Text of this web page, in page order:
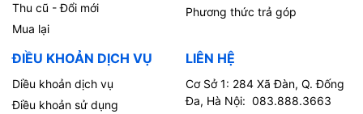
Thu cũ - Đổi mới
Mua lại
Phương thức trả góp
ĐIỀU KHOẢN DỊCH VỤ
Diều khoản dịch vụ
Điều khoản sử dụng
LIÊN HỆ
Cơ Sở 1: 284 Xã Đàn, Q. Đống
Đa, Hà Nội: 083.888.3663